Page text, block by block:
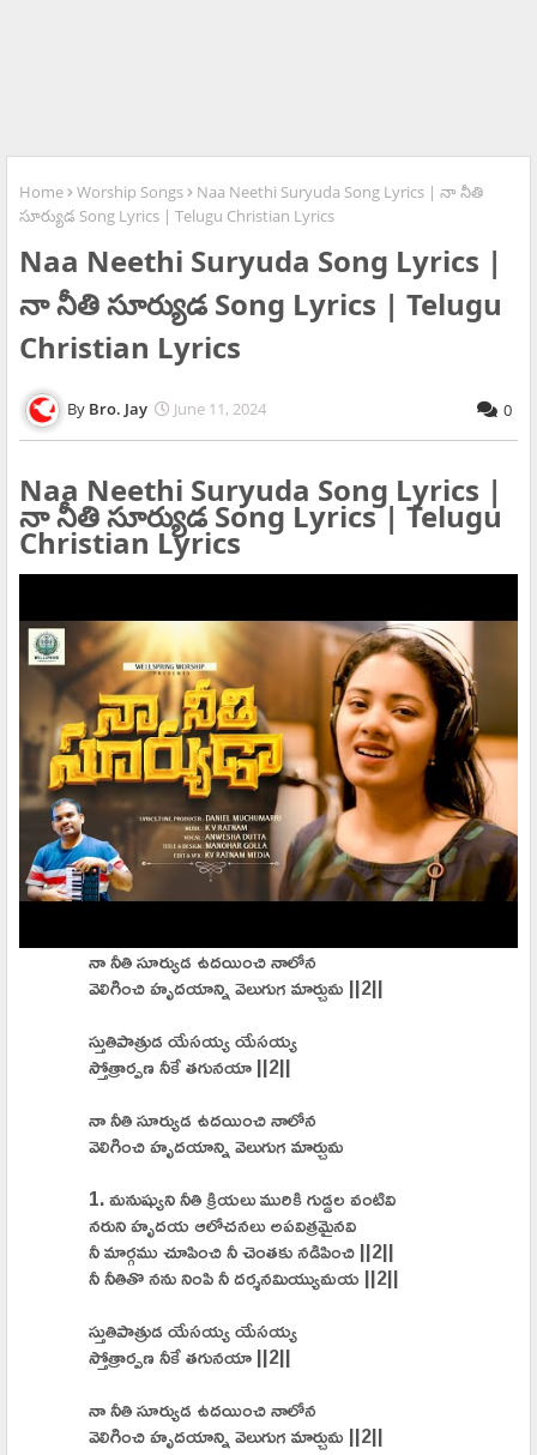
Home Worship Songs
Naa Neethi Suryuda Song Lyrics | నా నీతి
సూర్యుడ Song Lyrics | Telugu Christian Lyrics
Naa Neethi Suryuda Song Lyrics |
నా నీతి సూర్యుడ Song Lyrics | Telugu
Christian Lyrics
Bro. Jay June 11, 2024 0
Naa Neethi Suryuda Song Lyrics |
నా నీతి సూర్యుడ Song Lyrics | Telugu
Christian Lyrics
నా నీతి సూర్యుడ ఉదయించి నాలోన
వెలిగించి హృదయాన్ని వెలుగుగ మార్చుమ ||2||
స్తుతిపాత్రుడ యేసయ్య యేసయ్య
స్తోత్రార్పణ నీకే తగునయా ||2||
నా నీతి సూర్యుడ ఉదయించి నాలోన
వెలిగించి హృదయాన్ని వెలుగుగ మార్చుమ
1. మనుష్యుని నీతి క్రియలు మురికి గుడ్డల వంటివి
నరుని హృదయ ఆలోచనలు అపవిత్రమైనవి
నీ మార్గము చూపించి నీ చెంతకు నడిపించి ||2||
నీ నీతితొ నను నింపి నీ దర్శనమియ్యుమయ ||2||
స్తుతిపాత్రుడ యేసయ్య యేసయ్య
స్తోత్రార్పణ నీకే తగునయా ||2||
నా నీతి సూర్యుడ ఉదయించి నాలోన
వెలిగించి హృదయాన్ని వెలుగుగ మార్చుమ ||2||